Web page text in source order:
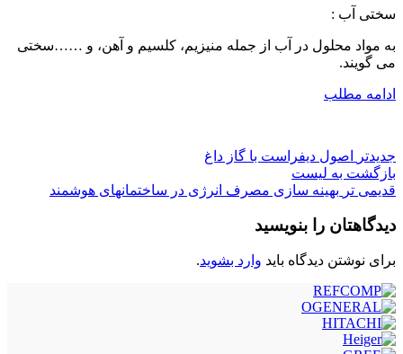
سختی آب :
به مواد محلول در آب از جمله منیزیم، کلسیم و آهن، و ……سختی
می گویند.
ادامه مطلب
جدیدتر
اصول دیفراست با گاز داغ
بازگشت به لیست
قدیمی تر بهینه سازی مصرف انرژی در ساختمانهای هوشمند
دیدگاهتان را بنویسید
برای نوشتن دیدگاه باید وارد بشوید.